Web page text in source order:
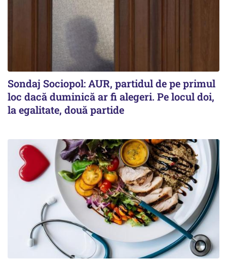
Sondaj Sociopol: AUR, partidul de pe primul
loc dacă duminică ar fi alegeri. Pe locul doi,
la egalitate, două partide